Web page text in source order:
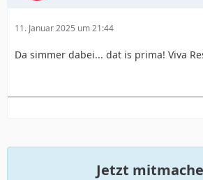
11. Januar 2025 um 21:44
Da simmer dabei... dat is prima! Viva
Jetzt